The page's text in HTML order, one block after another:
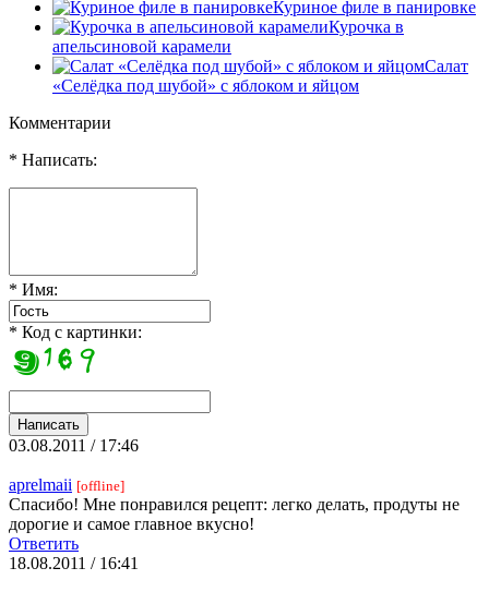
Куриное филе в панировке
Курочка в
апельсиновой карамели
Салат
«Селёдка под шубой» с яблоком и яйцом
Комментарии
* Написать:
* Имя:
* Код с картинки:
03.08.2011 / 17:46
aprelmaii [offline]
Спасибо! Мне понравился рецепт: легко делать, продуты не
дорогие и самое главное вкусно!
Ответить
18.08.2011 / 16:41